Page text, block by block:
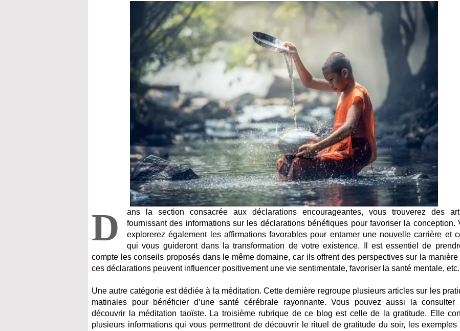
D
ans la section consacrée aux déclarations encourageantes, vous trouverez des
fournissant des informations sur les déclarations bénéfiques pour favoriser la conception.
explorerez également les affirmations favorables pour entamer une nouvelle carrière et
qui vous guideront dans la transformation de votre existence. Il est essentiel de
compte les conseils proposés dans le même domaine, car ils offrent des perspectives sur la manière
ces déclarations peuvent influencer positivement une vie sentimentale, favoriser la santé mentale, etc.
Une autre catégorie est dédiée à la méditation. Cette dernière regroupe plusieurs articles sur les
matinales pour bénéficier d’une santé cérébrale rayonnante. Vous pouvez aussi la consulter
découvrir la méditation taoïste. La troisième rubrique de ce blog est celle de la gratitude. Elle
plusieurs informations qui vous permettront de découvrir le rituel de gratitude du soir, les exemples